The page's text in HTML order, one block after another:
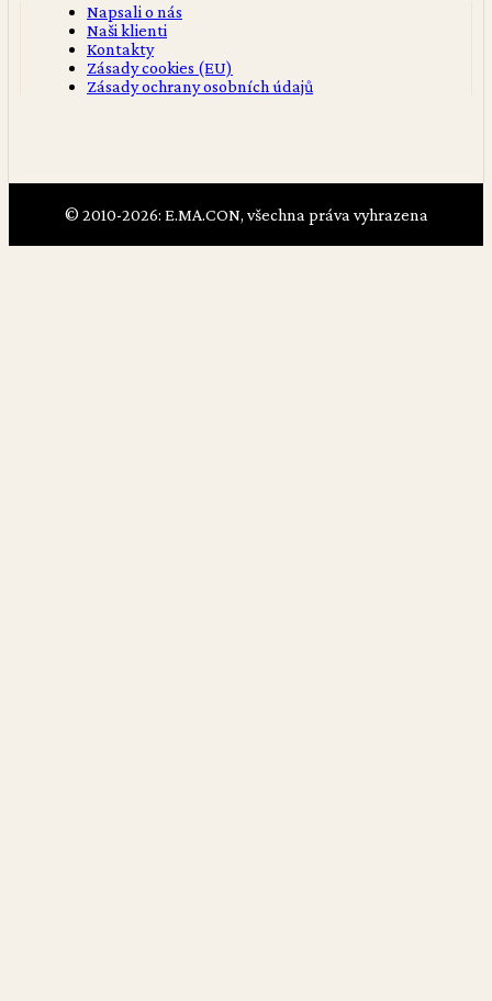
Napsali o nás
Naši klienti
Kontakty
Zásady cookies (EU)
Zásady ochrany osobních údajů
© 2010-2026: E.MA.CON, všechna práva vyhrazena